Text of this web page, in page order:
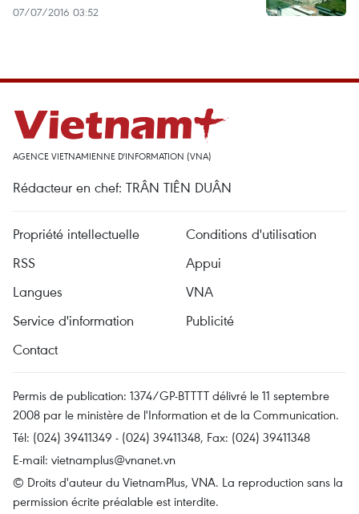
07/07/2016 03:52
AGENCE VIETNAMIENNE D'INFORMATION (VNA)
Rédacteur en chef: TRÂN TIÊN DUÂN
Propriété intellectuelle
Conditions d'utilisation
RSS
Appui
Langues
VNA
Service d'information
Publicité
Contact
Permis de publication: 1374/GP-BTTTT délivré le 11 septembre
2008 par le ministère de l'Information et de la Communication.
Tél: (024) 39411349 - (024) 39411348, Fax: (024) 39411348
E-mail: vietnamplus@vnanet.vn
© Droits d'auteur du VietnamPlus, VNA. La reproduction sans la
permission écrite préalable est interdite.